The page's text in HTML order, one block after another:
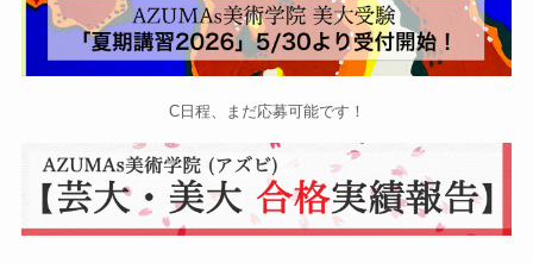
C日程、まだ応募可能です！